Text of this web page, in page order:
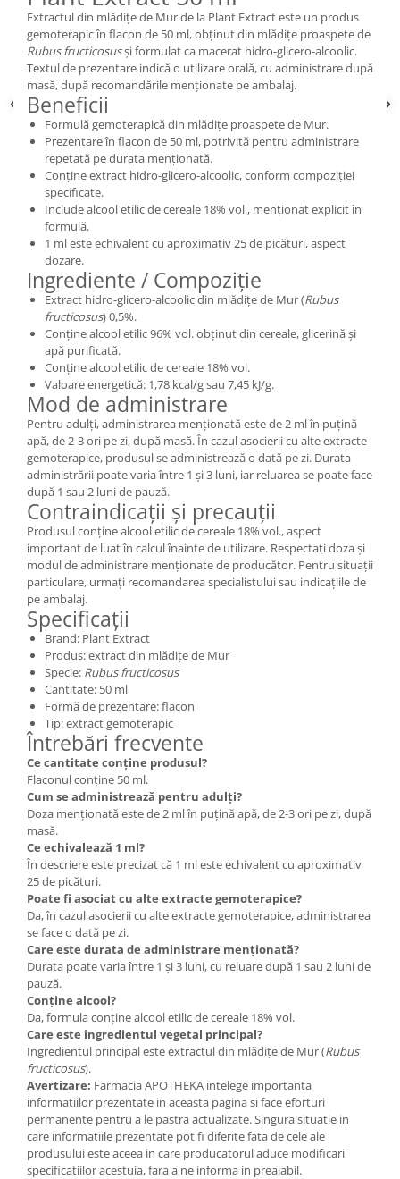
Extractul din mlădițe de Mur de la Plant Extract este un produs
gemoterapic în flacon de 50 ml, obținut din mlădițe proaspete de
Rubus fructicosusși formulat ca macerat hidro-glicero-alcoolic.
Textul de prezentare indică o utilizare orală, cu administrare după
masă, după recomandările menționate pe ambalaj.
Beneficii
Formulă gemoterapică din mlădițe proaspete de Mur.
Prezentare în flacon de 50 ml, potrivită pentru administrare
repetată pe durata menționată.
Conține extract hidro-glicero-alcoolic, conform compoziției
specificate.
Include alcool etilic de cereale 18% vol., menționat explicit în
formulă.
1 ml este echivalent cu aproximativ 25 de picături, aspect
dozare.
Ingrediente / Compoziție
Extract hidro-glicero-alcoolic din mlădițe de Mur (Rubus
fructicosus) 0,5%.
Conține alcool etilic 96% vol. obținut din cereale, glicerină și
apă purificată.
Conține alcool etilic de cereale 18% vol.
Valoare energetică: 1,78 kcal/g sau 7,45 kJ/g.
Mod de administrare
Pentru adulți, administrarea menționată este de 2 ml în puțină
apă, de 2-3 ori pe zi, după masă. În cazul asocierii cu alte extracte
gemoterapice, produsul se administrează o dată pe zi. Durata
administrării poate varia între 1 și 3 luni, iar reluarea se poate face
după 1 sau 2 luni de pauză.
Contraindicații și precauții
Produsul conține alcool etilic de cereale 18% vol., aspect
important de luat în calcul înainte de utilizare. Respectați doza și
modul de administrare menționate de producător. Pentru situații
particulare, urmați recomandarea specialistului sau indicațiile de
pe ambalaj.
Specificații
Brand: Plant Extract
Produs: extract din mlădițe de Mur
Specie: Rubus fructicosus
Cantitate: 50 ml
Formă de prezentare: flacon
Tip: extract gemoterapic
Întrebări frecvente
Ce cantitate conține produsul?
Flaconul conține 50 ml.
Cum se administrează pentru adulți?
Doza menționată este de 2 ml în puțină apă, de 2-3 ori pe zi, după
masă.
Ce echivalează 1 ml?
În descriere este precizat că 1 ml este echivalent cu aproximativ
25 de picături.
Poate fi asociat cu alte extracte gemoterapice?
Da, în cazul asocierii cu alte extracte gemoterapice, administrarea
se face o dată pe zi.
Care este durata de administrare menționată?
Durata poate varia între 1 și 3 luni, cu reluare după 1 sau 2 luni de
pauză.
Conține alcool?
Da, formula conține alcool etilic de cereale 18% vol.
Care este ingredientul vegetal principal?
Ingredientul principal este extractul din mlădițe de Mur (Rubus
fructicosus).
Avertizare: Farmacia APOTHEKA intelege importanta
informatiilor prezentate in aceasta pagina si face eforturi
permanente pentru a le pastra actualizate. Singura situatie in
care informatiile prezentate pot fi diferite fata de cele ale
produsului este aceea in care producatorul aduce modificari
specificatiilor acestuia, fara a ne informa in prealabil.